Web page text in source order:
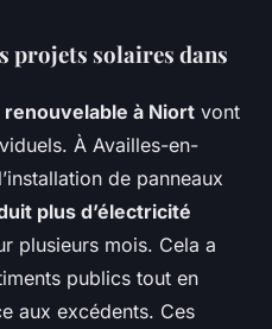
projets solaires dans
à Niort vont
À Availles-en-
de panneaux
plus d’électricité
plusieurs mois. Cela a
publics tout en
aux excédents. Ces